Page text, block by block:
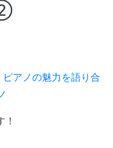
ピアノの魅力を語り合